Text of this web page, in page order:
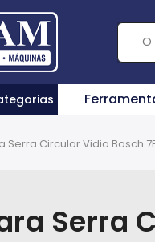
Serra Circular Vidia Bosch
Serra